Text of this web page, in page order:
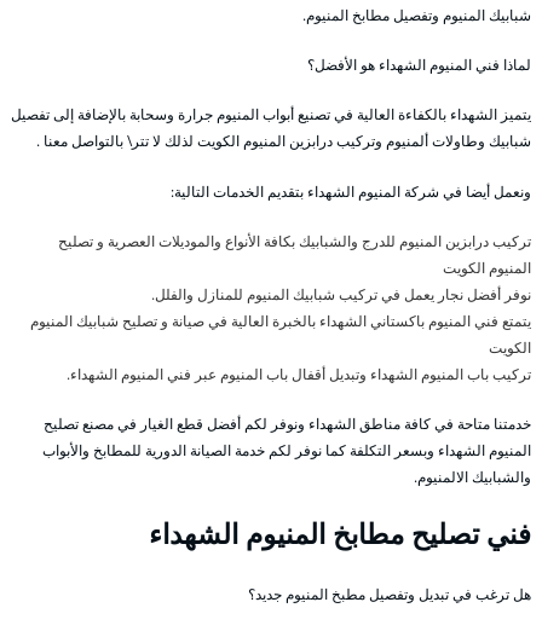
شبابيك المنيوم وتفصيل مطابخ المنيوم.
لماذا فني المنيوم الشهداء هو الأفضل؟
يتميز الشهداء بالكفاءة العالية في تصنيع أبواب المنيوم جرارة وسحابة بالإضافة إلى تفصيل
شبابيك وطاولات ألمنيوم وتركيب درابزين المنيوم الكويت لذلك لا تتر\ بالتواصل معنا .
ونعمل أيضا في شركة المنيوم الشهداء بتقديم الخدمات التالية:
تركيب درابزين المنيوم للدرج والشبابيك بكافة الأنواع والموديلات العصرية و تصليح
المنيوم الكويت
نوفر أفضل نجار يعمل في تركيب شبابيك المنيوم للمنازل والفلل.
يتمتع فني المنيوم باكستاني الشهداء بالخبرة العالية في صيانة و تصليح شبابيك المنيوم
الكويت
تركيب باب المنيوم الشهداء وتبديل أقفال باب المنيوم عبر فني المنيوم الشهداء.
خدمتنا متاحة في كافة مناطق الشهداء ونوفر لكم أفضل قطع الغيار في مصنع تصليح
المنيوم الشهداء وبسعر التكلفة كما نوفر لكم خدمة الصيانة الدورية للمطابخ والأبواب
والشبابيك الالمنيوم.
فني تصليح مطابخ المنيوم الشهداء
هل ترغب في تبديل وتفصيل مطبخ المنيوم جديد؟